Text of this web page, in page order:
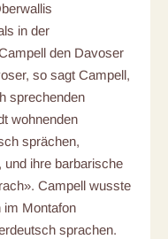
in der
den Davoser
so sagt Campell,
sprechenden
wohnenden
sprächen,
und ihre barbarische
Campell wusste
im Montafon
sprachen.